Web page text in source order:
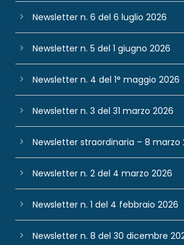
Newsletter n. 6 del 6 luglio 2026
Newsletter n. 5 del 1 giugno 2026
Newsletter n. 4 del 1° maggio 2026
Newsletter n. 3 del 31 marzo 2026
Newsletter straordinaria – 8 marzo
Newsletter n. 2 del 4 marzo 2026
Newsletter n. 1 del 4 febbraio 2026
Newsletter n. 8 del 30 dicembre